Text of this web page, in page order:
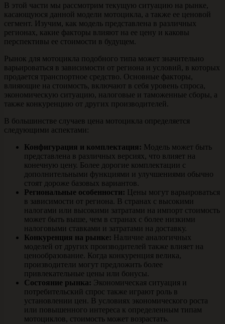
В этой части мы рассмотрим текущую ситуацию на рынке,
касающуюся данной модели мотоцикла, а также ее ценовой
сегмент. Изучим, как модель представлена в различных
регионах, какие факторы влияют на ее цену и каковы
перспективы ее стоимости в будущем.
Рынок для мотоцикла подобного типа может значительно
варьироваться в зависимости от региона и условий, в которых
продается транспортное средство. Основные факторы,
влияющие на стоимость, включают в себя уровень спроса,
экономическую ситуацию, налоговые и таможенные сборы, а
также конкуренцию от других производителей.
В большинстве случаев цена мотоцикла определяется
следующими аспектами:
Конфигурация и комплектация: Модель может быть
представлена в различных версиях, что влияет на
конечную цену. Более дорогие комплектации с
дополнительными функциями и улучшениями обычно
стоят дороже базовых вариантов.
Региональные особенности: Цены могут варьироваться
в зависимости от региона. В странах с высокими
налогами или высокими затратами на импорт стоимость
может быть выше, чем в странах с более низкими
налоговыми ставками и затратами на доставку.
Конкуренция на рынке: Наличие аналогичных
моделей от других производителей также влияет на
ценообразование. Когда конкуренция велика,
производители могут предложить более
привлекательные цены или бонусы.
Состояние рынка: Экономическая ситуация и
потребительский спрос также играют роль в
установлении цен. В условиях экономического роста
или повышенного интереса к определенным типам
мотоциклов, стоимость может возрастать.